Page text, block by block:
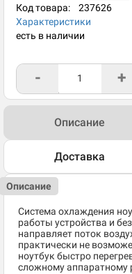
Код товара: 237626
Характеристики
есть в наличии
- +
Описание
Доставка
Описание
Система охлаждения
работы устройства и
направляет поток
практически не
ноутбук быстро
сложному аппаратному